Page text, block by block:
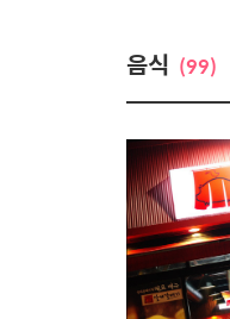
음식 (99)